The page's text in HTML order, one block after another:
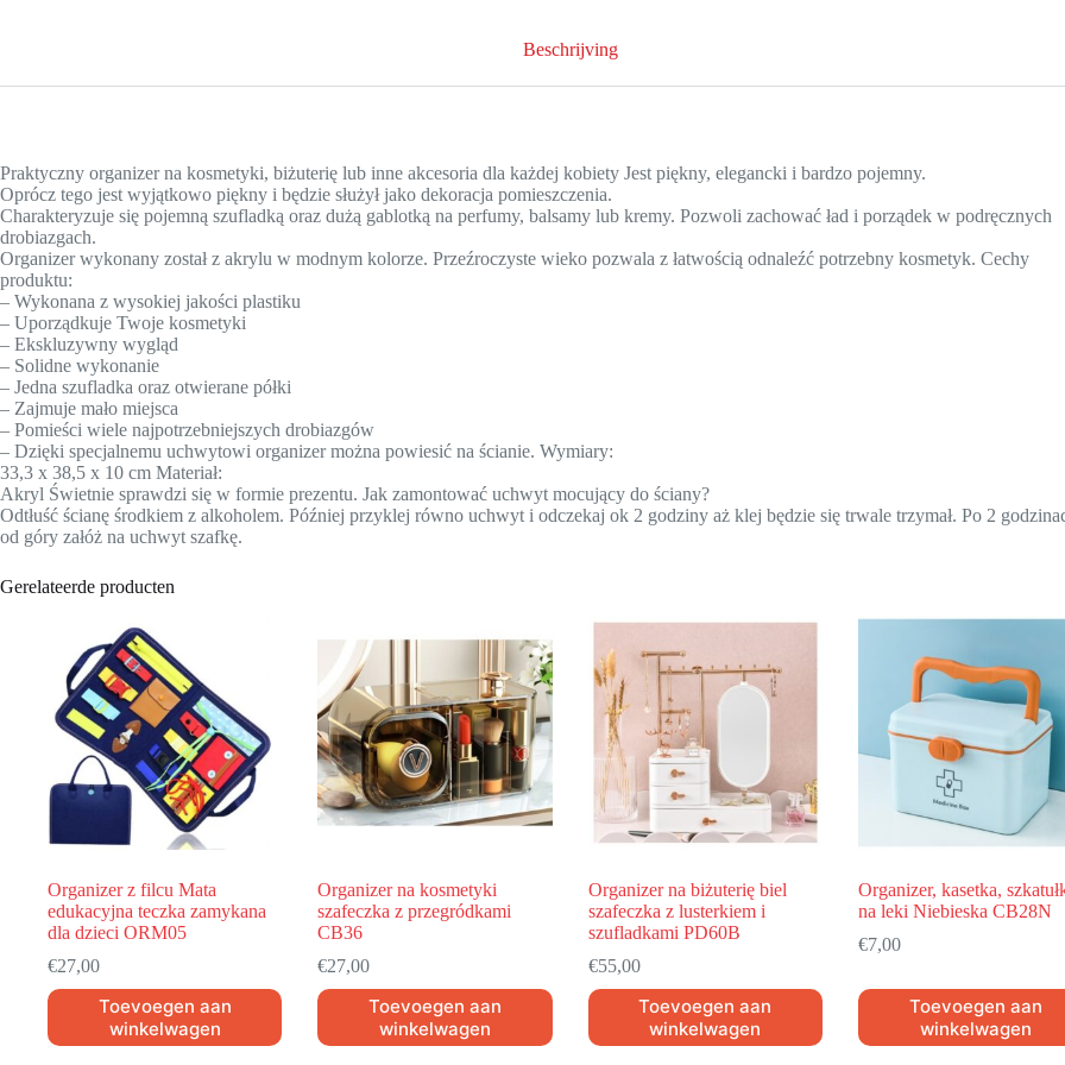
Beschrijving
Praktyczny organizer na kosmetyki, biżuterię lub inne akcesoria dla każdej kobiety Jest piękny, elegancki i bardzo pojemny.
Oprócz tego jest wyjątkowo piękny i będzie służył jako dekoracja pomieszczenia.
Charakteryzuje się pojemną szufladką oraz dużą gablotką na perfumy, balsamy lub kremy. Pozwoli zachować ład i porządek w podręcznych
drobiazgach.
Organizer wykonany został z akrylu w modnym kolorze. Przeźroczyste wieko pozwala z łatwością odnaleźć potrzebny kosmetyk. Cechy
produktu:
– Wykonana z wysokiej jakości plastiku
– Uporządkuje Twoje kosmetyki
– Ekskluzywny wygląd
– Solidne wykonanie
– Jedna szufladka oraz otwierane półki
– Zajmuje mało miejsca
– Pomieści wiele najpotrzebniejszych drobiazgów
– Dzięki specjalnemu uchwytowi organizer można powiesić na ścianie. Wymiary:
33,3 x 38,5 x 10 cm Materiał:
Akryl Świetnie sprawdzi się w formie prezentu. Jak zamontować uchwyt mocujący do ściany?
Odtłuść ścianę środkiem z alkoholem. Później przyklej równo uchwyt i odczekaj ok 2 godziny aż klej będzie się trwale trzymał. Po 2
od góry załóż na uchwyt szafkę.
Gerelateerde producten
Organizer z filcu Mata
edukacyjna teczka zamykana
dla dzieci ORM05
€27,00
Toevoegen aan
winkelwagen
Organizer na kosmetyki
szafeczka z przegródkami
CB36
€27,00
Toevoegen aan
winkelwagen
Organizer na biżuterię biel
szafeczka z lusterkiem i
szufladkami PD60B
€55,00
Toevoegen aan
winkelwagen
Organizer, kasetka,
na leki Niebieska CB28N
€7,00
Toevoegen aan
winkelwagen